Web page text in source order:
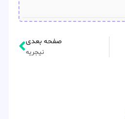
صفحه بعدی
نیجریه